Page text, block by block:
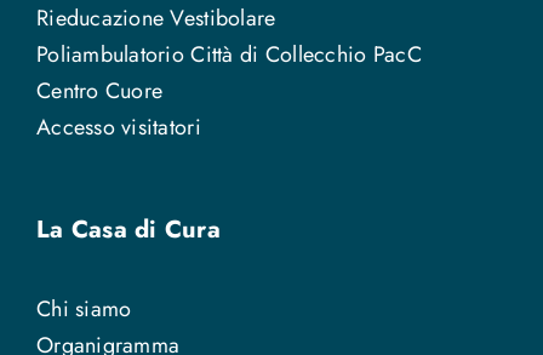
Rieducazione Vestibolare
Poliambulatorio Città di Collecchio PacC
Centro Cuore
Accesso visitatori
La Casa di Cura
Chi siamo
Organigramma